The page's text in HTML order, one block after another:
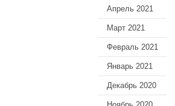
Апрель 2021
Март 2021
Февраль 2021
Январь 2021
Декабрь 2020